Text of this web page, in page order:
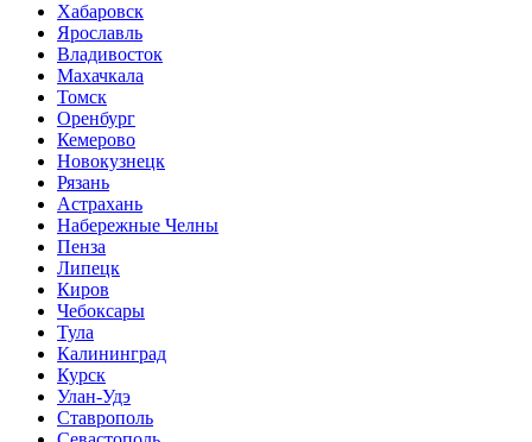
Хабаровск
Ярославль
Владивосток
Махачкала
Томск
Оренбург
Кемерово
Новокузнецк
Рязань
Астрахань
Набережные Челны
Пенза
Липецк
Киров
Чебоксары
Тула
Калининград
Курск
Улан-Удэ
Ставрополь